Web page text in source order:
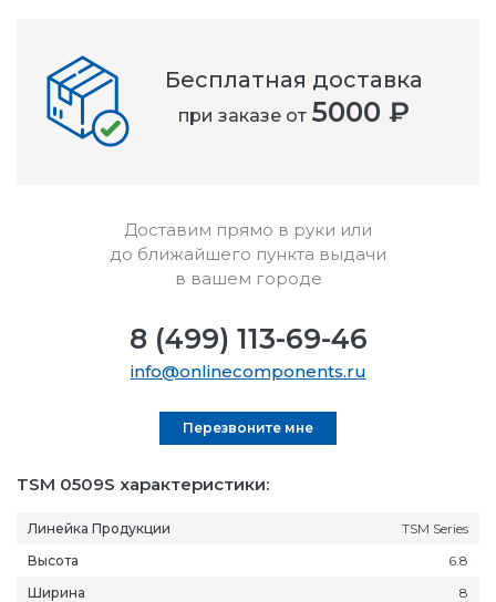
TSM 0509S характеристики:
Линейка Продукции
TSM Series
Высота
6.8
Ширина
8
Бесплатная доставка
при заказе от 5000 ₽
Доставим прямо в руки или
до ближайшего пункта выдачи
в вашем городе
8 (499) 113-69-46
info@onlinecomponents.ru
Перезвоните мне